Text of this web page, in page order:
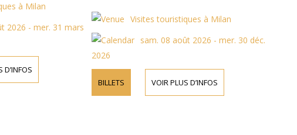
à Milan
2026 - mer. 31 mars
D’INFOS
Visites touristiques à Milan
sam. 08 août 2026 - mer. 30 déc.
2026
BILLETS VOIR PLUS D’INFOS